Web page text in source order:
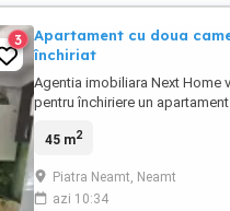
3
Apartament cu doua
închiriat
Agentia imobiliara Next Home
pentru închiriere un
nr.2. Este mobilat si utilat, se
detalii va așteptăm la sediul
imobiliare Next Home situat în
45 m2
Piatra Neamt, Neamt
azi 10:34